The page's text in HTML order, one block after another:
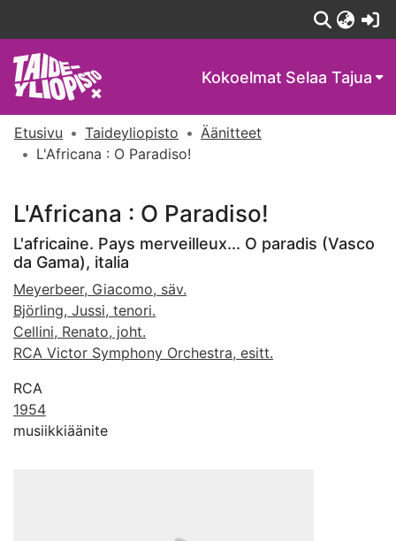
Kokoelmat Selaa Tajua
Etusivu Taideyliopisto
Äänitteet
L'Africana : O Paradiso!
L'Africana : O Paradiso!
L'africaine. Pays merveilleux... O paradis (Vasco
da Gama), italia
Meyerbeer, Giacomo, säv.
Björling, Jussi, tenori.
Cellini, Renato, joht.
RCA Victor Symphony Orchestra, esitt.
RCA
1954
musiikkiäänite